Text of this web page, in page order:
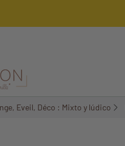
Eveil, Déco : Mixto y lúdico